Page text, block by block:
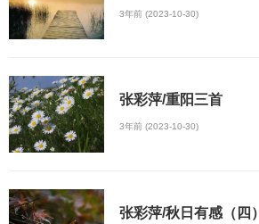
3年前 (2023-10-30)
张彩萍/重阳三首
3年前 (2023-10-30)
张彩萍/秋日有感（四）